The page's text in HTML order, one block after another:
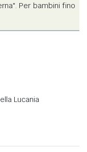
Per bambini fino
Lucania